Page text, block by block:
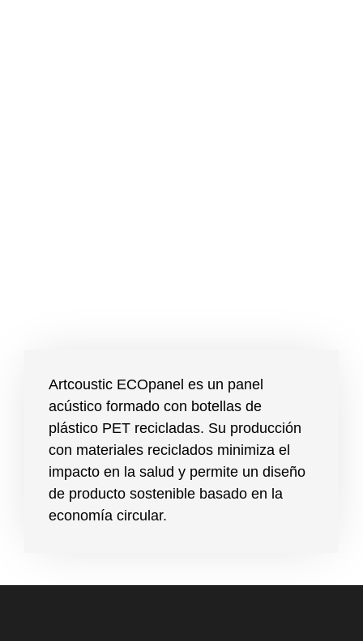
Artcoustic ECOpanel es un panel
acústico formado con botellas de
plástico PET recicladas. Su producción
con materiales reciclados minimiza el
impacto en la salud y permite un diseño
de producto sostenible basado en la
economía circular.